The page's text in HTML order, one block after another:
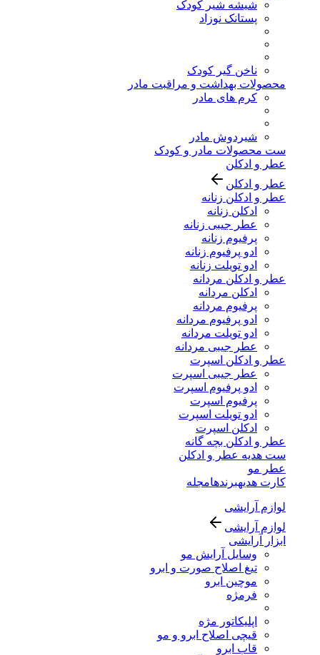
شیشه شیر کودک
پستانک نوزاد
ناخن گیر کودک
محصولات بهداشت و مراقبت مادر
کرم های مادر
شیردوش مادر
ست محصولات مادر و کودک
عطر و ادکلن
عطر و ادکلن
عطر و ادکلن زنانه
ادکلن زنانه
عطر جیبی زنانه
پرفیوم زنانه
ادو پرفیوم زنانه
ادو تویلت زنانه
عطر و ادکلن مردانه
ادکلن مردانه
پرفیوم مردانه
ادو پرفیوم مردانه
ادو تویلت مردانه
عطر جیبی مردانه
عطر و ادکلن اسپرت
عطر جیبی اسپرت
ادو پرفیوم اسپرت
پرفیوم اسپرت
ادو تویلت اسپرت
ادکلن اسپرت
عطر و ادکلن بچه گانه
ست هدیه عطر و ادکلن
عطر مو
کارت هدیهبرندهامجله
لوازم آرایشی
لوازم آرایشی
ابزار آرایشی
وسایل آرایش مو
تیغ اصلاح صورت و ابرو
موچین ابرو
فرمژه
اپلیکاتور مژه
قیچی اصلاح ابرو و مو
قاب ابرو